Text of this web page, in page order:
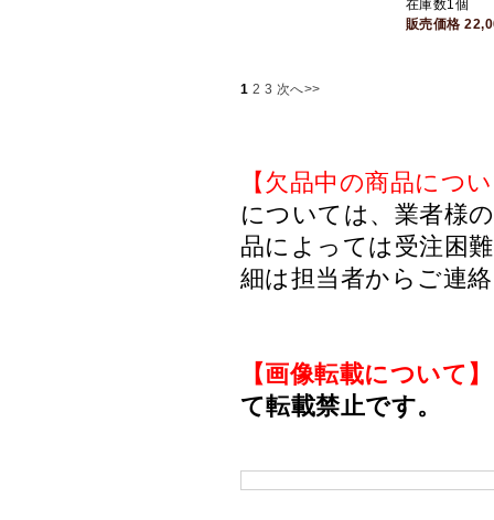
在庫数1個
販売価格
1 2 3 次へ>>
【欠品中の商品につ
については、業者様
品によっては受注困
細は担当者からご連
【画像転載について】
て転載禁止です。